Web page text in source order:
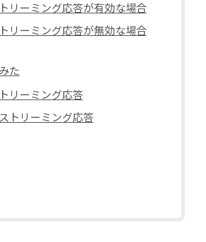
リーミング応答が有効な場合
リーミング応答が無効な場合
た
リーミング応答
トリーミング応答